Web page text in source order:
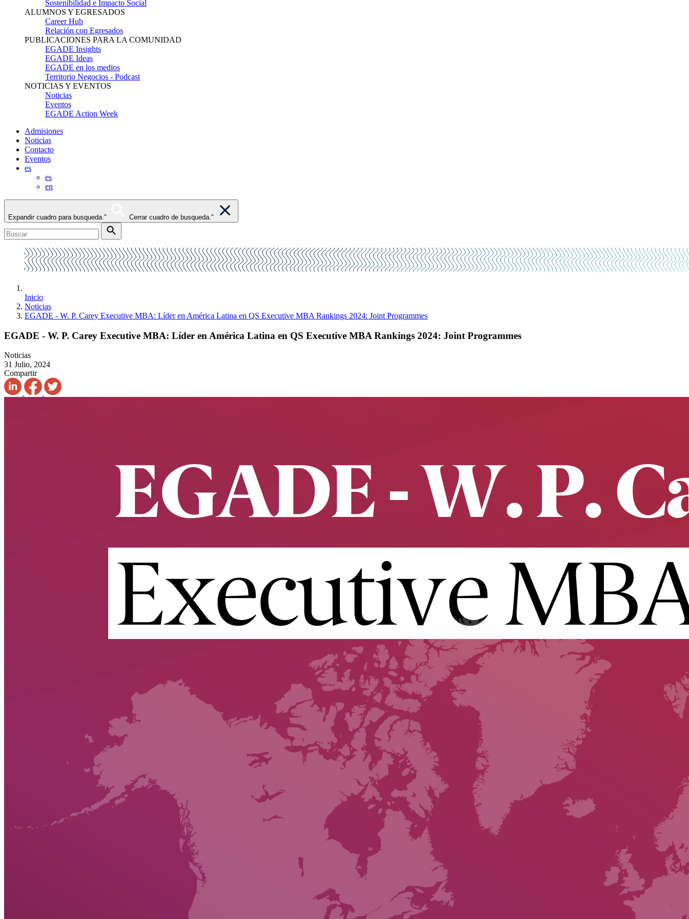
Sostenibilidad e Impacto Social
ALUMNOS Y EGRESADOS
Career Hub
Relación con Egresados
PUBLICACIONES PARA LA COMUNIDAD
EGADE Insights
EGADE Ideas
EGADE en los medios
Territorio Negocios - Podcast
NOTICIAS Y EVENTOS
Noticias
Eventos
EGADE Action Week
Admisiones
Noticias
Contacto
Eventos
es
es
en
Expandir cuadro para busqueda." Cerrar cuadro de busqueda."
Inicio
Noticias
EGADE - W. P. Carey Executive MBA: Líder en América Latina en QS Executive MBA Rankings 2024: Joint Programmes
EGADE - W. P. Carey Executive MBA: Líder en América Latina en QS Executive MBA Rankings 2024: Joint Programmes
Noticias
31 Julio, 2024
Compartir